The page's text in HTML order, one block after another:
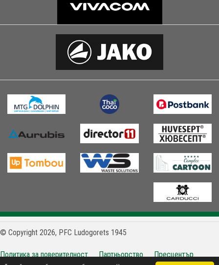
© Copyright 2026, PFC Ludogorets 1945
Политика за поверителност Партньорство
Пресцентър